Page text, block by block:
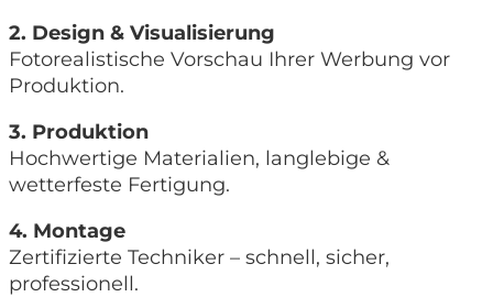
2. Design & Visualisierung
Fotorealistische Vorschau Ihrer Werbung vor
Produktion.
3. Produktion
Hochwertige Materialien, langlebige &
wetterfeste Fertigung.
4. Montage
Zertifizierte Techniker – schnell, sicher,
professionell.